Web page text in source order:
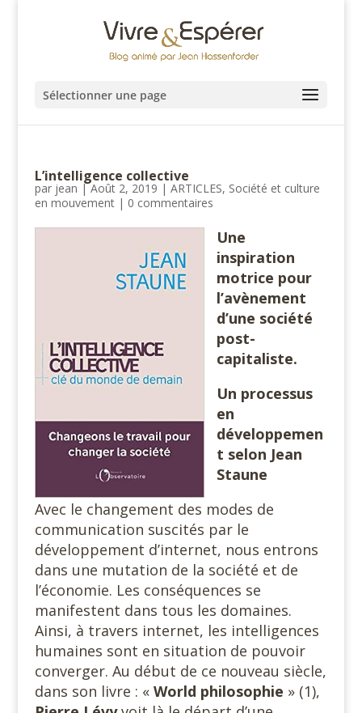
Sélectionner une page
L’intelligence collective
par jean |Août 2, 2019 | ARTICLES, Société et culture
en mouvement| 0 commentaires
Une
inspiration
motrice pour
l’avènement
d’une société
post-
capitaliste.
Un processus
en
développemen
t selon Jean
Staune
Avec le changement des modes de
communication suscités par le
développement d’internet, nous entrons
dans une mutation de la société et de
l’économie. Les conséquences se
manifestent dans tous les domaines.
Ainsi, à travers internet, les intelligences
humaines sont en situation de pouvoir
converger. Au début de ce nouveau siècle,
dans son livre : « World philosophie » (1),